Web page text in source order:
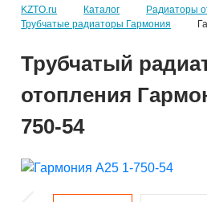
KZTO.ru Каталог
Радиаторы
Трубчатые радиаторы Гармония
Трубчатый
отопления
750-54